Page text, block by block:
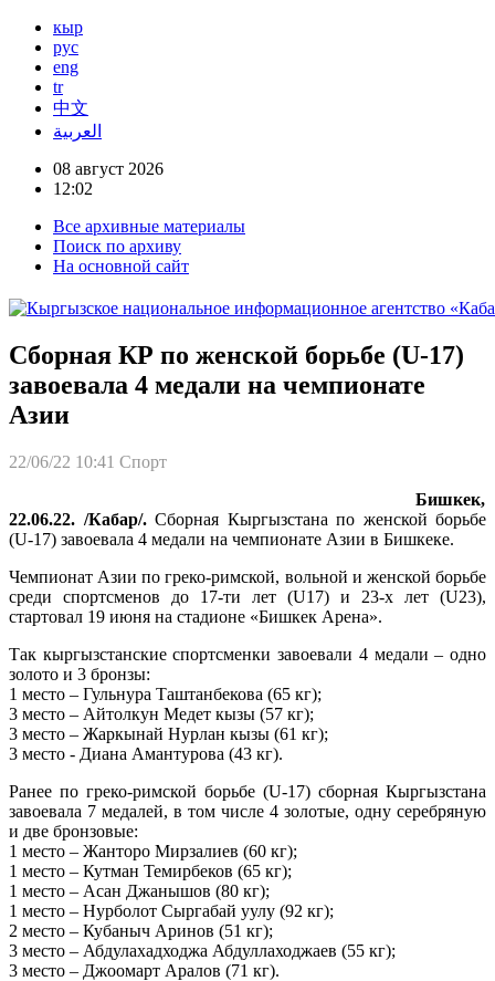
кыр
рус
eng
tr
中文
العربية
08 август 2026
12:02
Все архивные материалы
Поиск по архиву
На основной сайт
Сборная КР по женской борьбе (U-17)
завоевала 4 медали на чемпионате
Азии
22/06/22 10:41 Спорт
Бишкек,
22.06.22. /Кабар/.Сборная Кыргызстана по женской борьбе
(U-17) завоевала 4 медали на чемпионате Азии в Бишкеке.
Чемпионат Азии по греко-римской, вольной и женской борьбе
среди спортсменов до 17-ти лет (U17) и 23-х лет (U23),
стартовал 19 июня на стадионе «Бишкек Арена».
Так кыргызстанские спортсменки завоевали 4 медали – одно
золото и 3 бронзы:
1 место – Гульнура Таштанбекова (65 кг);
3 место – Айтолкун Медет кызы (57 кг);
3 место – Жаркынай Нурлан кызы (61 кг);
3 место - Диана Амантурова (43 кг).
Ранее по греко-римской борьбе (U-17) сборная Кыргызстана
завоевала 7 медалей, в том числе 4 золотые, одну серебряную
и две бронзовые:
1 место – Жанторо Мирзалиев (60 кг);
1 место – Кутман Темирбеков (65 кг);
1 место – Асан Джанышов (80 кг);
1 место – Нурболот Сыргабай уулу (92 кг);
2 место – Кубаныч Аринов (51 кг);
3 место – Абдулахадходжа Абдуллаходжаев (55 кг);
3 место – Джоомарт Аралов (71 кг).